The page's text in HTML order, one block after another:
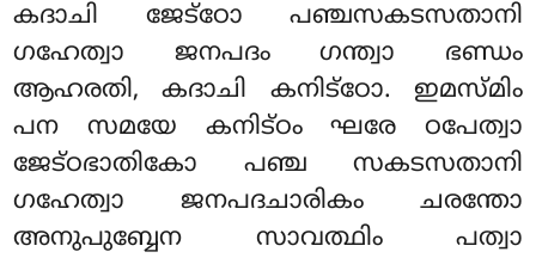
കദാചി ജേട്ഠോ പഞ്ചസകടസതാനി
ഗഹേത്വാ ജനപദം ഗന്ത്വാ ഭണ്ഡം
ആഹരതി, കദാചി കനിട്ഠോ. ഇമസ്മിം
പന സമയേ കനിട്ഠം ഘരേ ഠപേത്വാ
ജേട്ഠഭാതികോ പഞ്ച സകടസതാനി
ഗഹേത്വാ ജനപദചാരികം ചരന്തോ
അനുപുബ്ബേന സാവത്ഥിം പത്വാ